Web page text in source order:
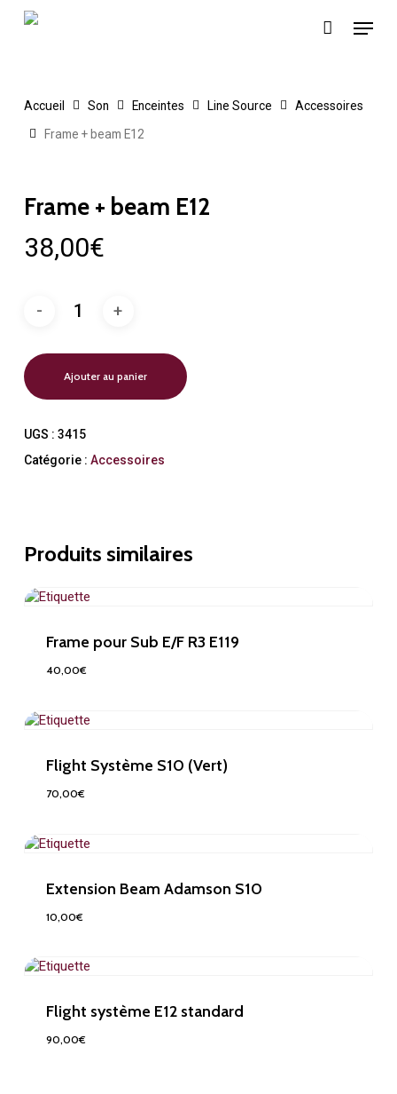
Menu
Accueil Son Enceintes Line Source
Accessoires
Frame + beam E12
Frame + beam E12
38,00€
Ajouter au panier
UGS : 3415
Catégorie : Accessoires
Produits similaires
Frame pour Sub E/F R3 E119
40,00€
Flight Système S10 (Vert)
70,00€
Extension Beam Adamson S10
10,00€
Flight système E12 standard
90,00€